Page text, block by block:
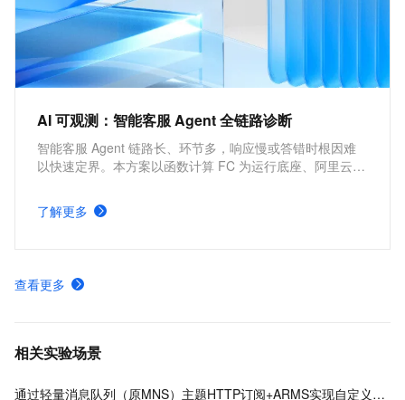
AI 可观测：智能客服 Agent 全链路诊断
智能客服 Agent 链路长、环节多，响应慢或答错时根因难
以快速定界。本方案以函数计算 FC 为运行底座、阿里云百
观测能力，将模型调用、工具执行、Token 消耗与异常信息
统一呈现于一条完整链路。接入无需改动业务代码，数据自
了解更多
查看更多
相关实验场景
通过轻量消息队列（原MNS）主题HTTP订阅+ARMS实现自定义数据多渠道告警